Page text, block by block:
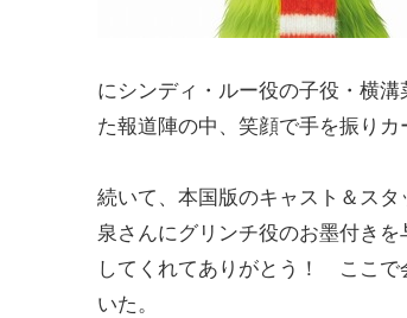
にシンディ・ルー役の子役・横
た報道陣の中、笑顔で手を振りカ
続いて、本国版のキャスト＆ス
泉さんにグリンチ役のお墨付き
してくれてありがとう！ ここで
いた。